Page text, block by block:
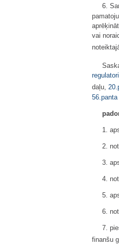
6.
vai
daļu,
56.panta
1.
2.
3.
4.
5.
6.
7.
finanšu